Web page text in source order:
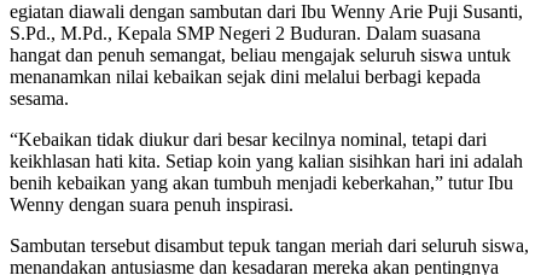
egiatan diawali dengan sambutan dari Ibu Wenny Arie Puji Susanti,
S.Pd., M.Pd., Kepala SMP Negeri 2 Buduran. Dalam suasana
hangat dan penuh semangat, beliau mengajak seluruh siswa untuk
menanamkan nilai kebaikan sejak dini melalui berbagi kepada
sesama.
“Kebaikan tidak diukur dari besar kecilnya nominal, tetapi dari
keikhlasan hati kita. Setiap koin yang kalian sisihkan hari ini adalah
benih kebaikan yang akan tumbuh menjadi keberkahan,” tutur Ibu
Wenny dengan suara penuh inspirasi.
Sambutan tersebut disambut tepuk tangan meriah dari seluruh siswa,
menandakan antusiasme dan kesadaran mereka akan pentingnya